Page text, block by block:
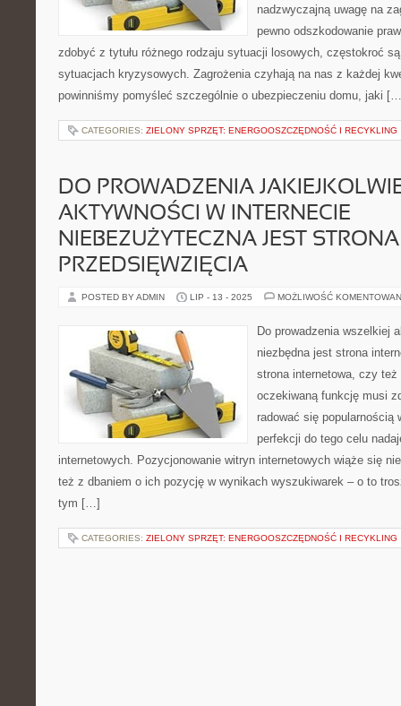
nadzwyczajną uwagę na
pewno odszkodowanie
zdobyć z tytułu różnego rodzaju sytuacji losowych, częstokroć
sytuacjach kryzysowych. Zagrożenia czyhają na nas z każdej
powinniśmy pomyśleć szczególnie o ubezpieczeniu domu, jaki
CATEGORIES: ZIELONY SPRZĘT: ENERGOOSZCZĘDNOŚĆ I RECYKLING
DO PROWADZENIA
AKTYWNOŚCI W INTERNECIE
NIEBEZUŻYTECZNA JEST STRONA
PRZEDSIĘWZIĘCIA
POSTED BY ADMIN LIP - 13 - 2025 MOŻLIWOŚĆ
Do prowadzenia wszelkiej
niezbędna jest strona
strona internetowa, czy też
oczekiwaną funkcję musi
radować się popularnością
perfekcji do tego celu
internetowych. Pozycjonowanie witryn internetowych wiąże się
też z dbaniem o ich pozycję w wynikach wyszukiwarek – o to
tym […]
CATEGORIES: ZIELONY SPRZĘT: ENERGOOSZCZĘDNOŚĆ I RECYKLING